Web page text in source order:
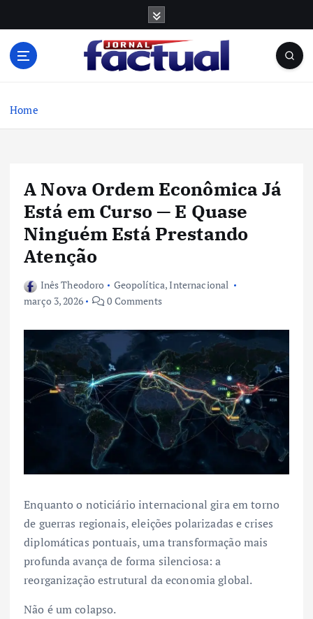
Home
A Nova Ordem Econômica Já
Está em Curso — E Quase
Ninguém Está Prestando
Atenção
Inês Theodoro Geopolítica,Internacional
março 3, 2026
0 Comments
Enquanto o noticiário internacional gira em torno
de guerras regionais, eleições polarizadas e crises
diplomáticas pontuais, uma transformação mais
profunda avança de forma silenciosa: a
reorganização estrutural da economia global.
Não é um colapso.